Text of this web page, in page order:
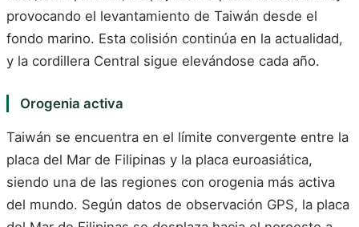
provocando el levantamiento de Taiwán desde el
fondo marino. Esta colisión continúa en la actualidad,
y la cordillera Central sigue elevándose cada año.
Orogenia activa
Taiwán se encuentra en el límite convergente entre la
placa del Mar de Filipinas y la placa euroasiática,
siendo una de las regiones con orogenia más activa
del mundo. Según datos de observación GPS, la placa